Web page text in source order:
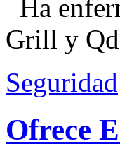
Ha
Grill y
Seguridad
Ofrece